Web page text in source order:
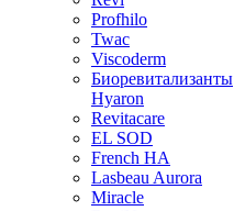
Profhilo
Twac
Viscoderm
Биоревитализанты
Hyaron
Revitacare
EL SOD
French HA
Lasbeau Aurora
Miracle